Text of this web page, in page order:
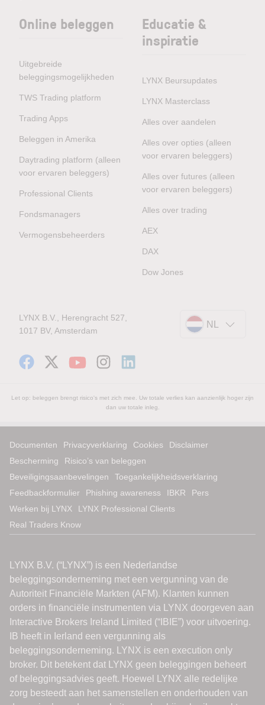
Online beleggen
Uitgebreide
beleggingsmogelijkheden
TWS Trading platform
Trading Apps
Beleggen in Amerika
Daytrading platform (alleen
voor ervaren beleggers)
Professional Clients
Fondsmanagers
Vermogensbeheerders
Educatie &
inspiratie
LYNX Beursupdates
LYNX Masterclass
Alles over aandelen
Alles over opties (alleen
voor ervaren beleggers)
Alles over futures (alleen
voor ervaren beleggers)
Alles over trading
AEX
DAX
Dow Jones
LYNX B.V., Herengracht 527,
1017 BV, Amsterdam
NL
Let op: beleggen brengt risico's met zich mee. Uw totale verlies kan aanzienlijk hoger zijn
dan uw totale inleg.
Documenten Privacyverklaring Cookies
Disclaimer
Bescherming
Risico’s van beleggen
Beveiligingsaanbevelingen
Toegankelijkheidsverklaring
Feedbackformulier
Phishing awareness IBKR
Pers
Werken bij LYNX
LYNX Professional Clients
Real Traders Know